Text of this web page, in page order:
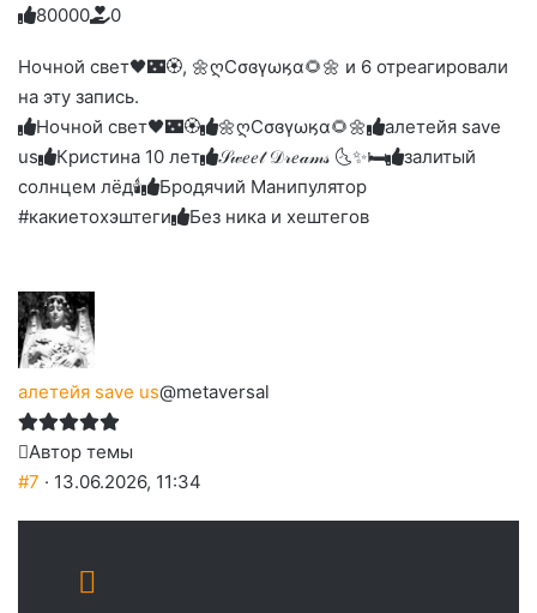
Голосуйте
вверх.
8
Нажмите
реакцию:
0
Нажмите
реакцию:
до
слез
0
Нажмите
реакцию:
0
Нажмите
реакцию:
0
Нажмите
благодарю
0
Ночной свет🖤🌃🏵, 🌼ღСσɞγωӄα🌻🌼 и 6 отреагировали
на эту запись.
Ночной свет🖤🌃🏵
🌼ღСσɞγωӄα🌻🌼
алетейя save
us
Кристина 10 лет 𝒮𝓌𝑒𝑒𝓉 𝒟𝓇𝑒𝒶𝓂𝓈 🌜✨🛏️
залитый
солнцем лёд🕯
Бродячий Манипулятор
#какиетохэштеги
Без ника и хештегов
алетейя save us@metaversal
Автор темы
#7 · 13.06.2026, 11:34